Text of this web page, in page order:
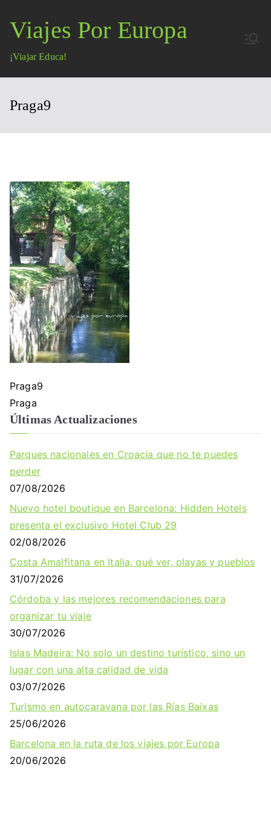
contenido
Viajes Por Europa
¡Viajar Educa!
Praga9
Praga9
Navegación
de
Praga
Últimas Actualizaciones
Parques nacionales en Croacia que no te puedes
perder
07/08/2026
Nuevo hotel boutique en Barcelona: Hidden Hotels
presenta el exclusivo Hotel Club 29
02/08/2026
Costa Amalfitana en Italia, qué ver, playas y pueblos
31/07/2026
Córdoba y las mejores recomendaciones para
organizar tu viaje
30/07/2026
Islas Madeira: No solo un destino turístico, sino un
lugar con una alta calidad de vida
03/07/2026
Turismo en autocaravana por las Rías Baixas
25/06/2026
Barcelona en la ruta de los viajes por Europa
20/06/2026